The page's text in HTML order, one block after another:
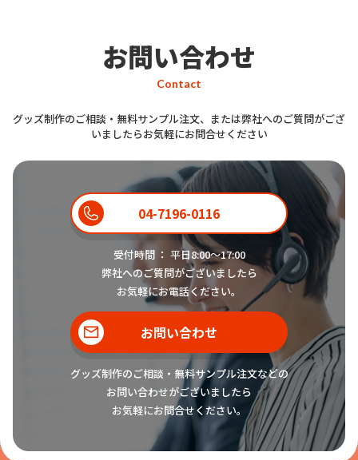
お問い合わせ
Contact
グッズ制作のご相談・無料サンプル注文、または弊社へのご質問がござ
いましたらお気軽にお問合せください
04-7196-0116
受付時間 ： 平日8:00〜17:00
弊社へのご質問がございましたら
お気軽にお電話ください。
お問い合わせ
グッズ制作のご相談・無料サンプル注文などの
お問い合わせがございましたら
お気軽にお問合せください。